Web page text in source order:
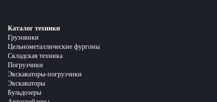
Каталог техники
Грузовики
Цельнометаллические фургоны
Складская техника
Погрузчики
Экскаваторы-погрузчики
Экскаваторы
Бульдозеры